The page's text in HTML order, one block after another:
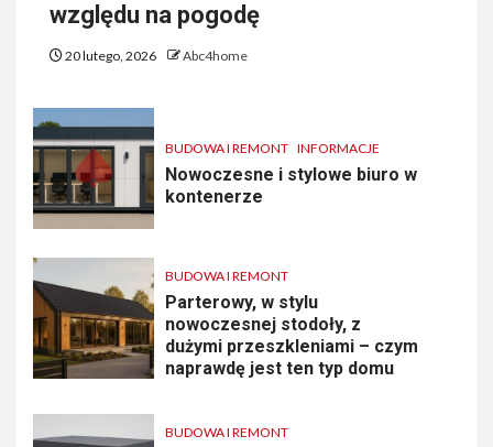
względu na pogodę
20 lutego, 2026 Abc4home
BUDOWA I REMONT INFORMACJE
Nowoczesne i stylowe biuro w
kontenerze
BUDOWA I REMONT
Parterowy, w stylu
nowoczesnej stodoły, z
dużymi przeszkleniami – czym
naprawdę jest ten typ domu
BUDOWA I REMONT